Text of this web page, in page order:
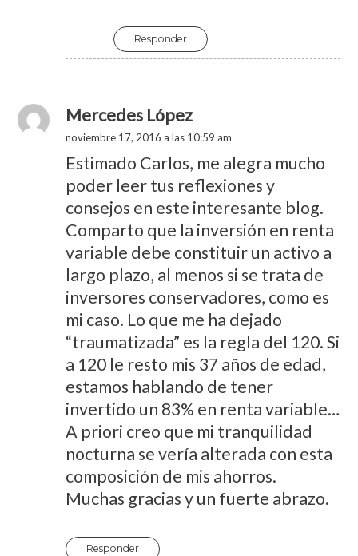
Responder
Mercedes López
noviembre 17, 2016 a las 10:59 am
Estimado Carlos, me alegra mucho
poder leer tus reflexiones y
consejos en este interesante blog.
Comparto que la inversión en renta
variable debe constituir un activo a
largo plazo, al menos si se trata de
inversores conservadores, como es
mi caso. Lo que me ha dejado
“traumatizada” es la regla del 120. Si
a 120 le resto mis 37 años de edad,
estamos hablando de tener
invertido un 83% en renta variable…
A priori creo que mi tranquilidad
nocturna se vería alterada con esta
composición de mis ahorros.
Muchas gracias y un fuerte abrazo.
Responder